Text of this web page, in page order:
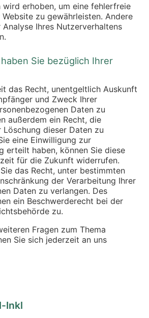
wird erhoben, um eine fehlerfreie
zu gewährleisten. Andere
Ihres Nutzerverhaltens
Sie bezüglich Ihrer
das Recht, unentgeltlich Auskunft
und Zweck Ihrer
Daten zu
außerdem ein Recht, die
dieser Daten zu
eine Einwilligung zur
erteilt haben, können Sie diese
für die Zukunft widerrufen.
das Recht, unter bestimmten
der Verarbeitung Ihrer
Daten zu verlangen. Des
ein Beschwerderecht bei der
zu.
Fragen zum Thema
Sie sich jederzeit an uns
Inkl